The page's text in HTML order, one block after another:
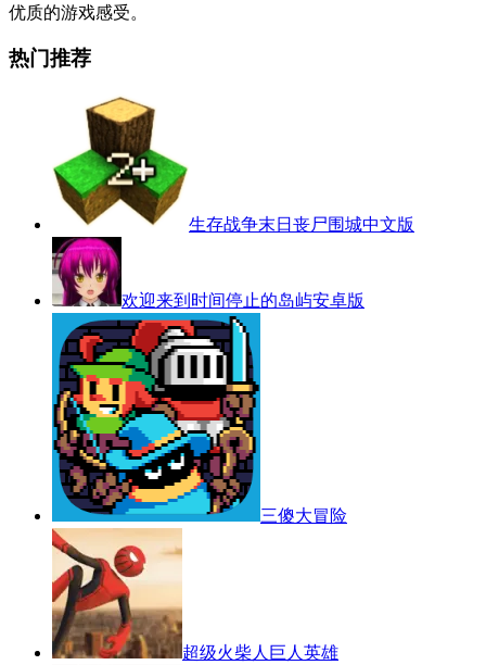
优质的游戏感受。
热门推荐
生存战争末日丧尸围城中文版
欢迎来到时间停止的岛屿安卓版
三傻大冒险
超级火柴人巨人英雄